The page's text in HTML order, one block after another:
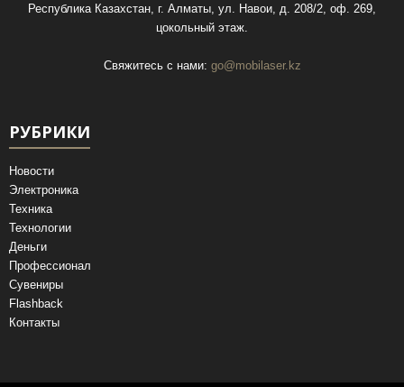
Республика Казахстан, г. Алматы, ул. Навои, д. 208/2, оф. 269,
цокольный этаж.
Свяжитесь с нами: go@mobilaser.kz
РУБРИКИ
Новости
Электроника
Техника
Технологии
Деньги
Профессионал
Сувениры
Flashback
Контакты